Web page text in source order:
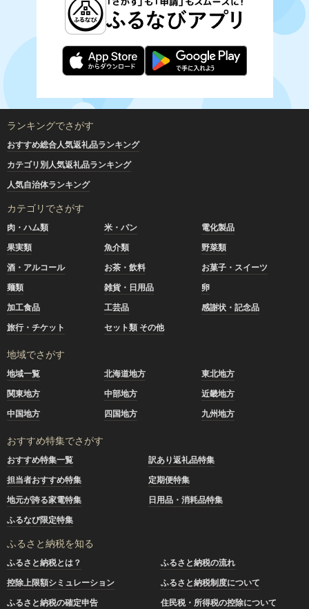
ランキングでさがす
おすすめ総合人気返礼品ランキング
カテゴリ別人気返礼品ランキング
人気自治体ランキング
カテゴリでさがす
肉・ハム類 米・パン
電化製品
果実類
魚介類
野菜類
酒・アルコール
お茶・飲料
お菓子・スイーツ
麺類
雑貨・日用品
卵
加工食品
工芸品
感謝状・記念品
旅行・チケット
セット類 その他
地域でさがす
地域一覧 北海道地方
東北地方
関東地方
中部地方
近畿地方
中国地方
四国地方 九州地方
おすすめ特集でさがす
おすすめ特集一覧
訳あり返礼品特集
担当者おすすめ特集
定期便特集
地元が誇る家電特集
日用品・消耗品特集
ふるなび限定特集
ふるさと納税を知る
ふるさと納税とは？
ふるさと納税の流れ
控除上限額シミュレーション
ふるさと納税制度について
ふるさと納税の確定申告
住民税・所得税の控除について